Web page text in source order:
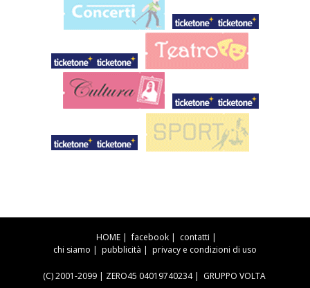
HOME | facebook | contatti |
chi siamo | pubblicità | privacy e condizioni di uso
(C) 2001-2099 | ZERO45 04019740234 | GRUPPO VOLTA